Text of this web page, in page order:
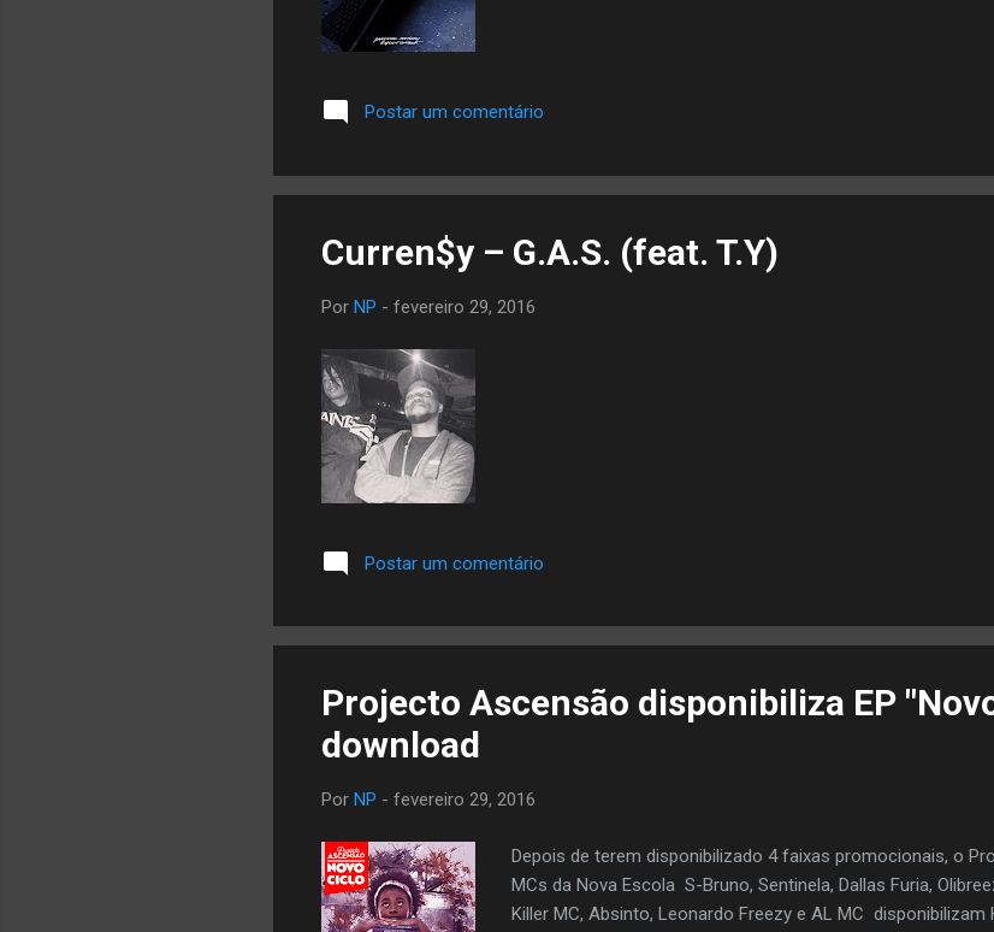
Postar um comentário
Curren$y – G.A.S. (feat. T.Y)
Por NP - fevereiro 29, 2016
Postar um comentário
Projecto Ascensão disponibiliza EP "Novo
download
Por NP - fevereiro 29, 2016
Depois de terem disponibilizado 4 faixas promocionais, o
MCs da Nova Escola S-Bruno, Sentinela, Dallas Furia,
Killer MC, Absinto, Leonardo Freezy e AL MC disponibilizam